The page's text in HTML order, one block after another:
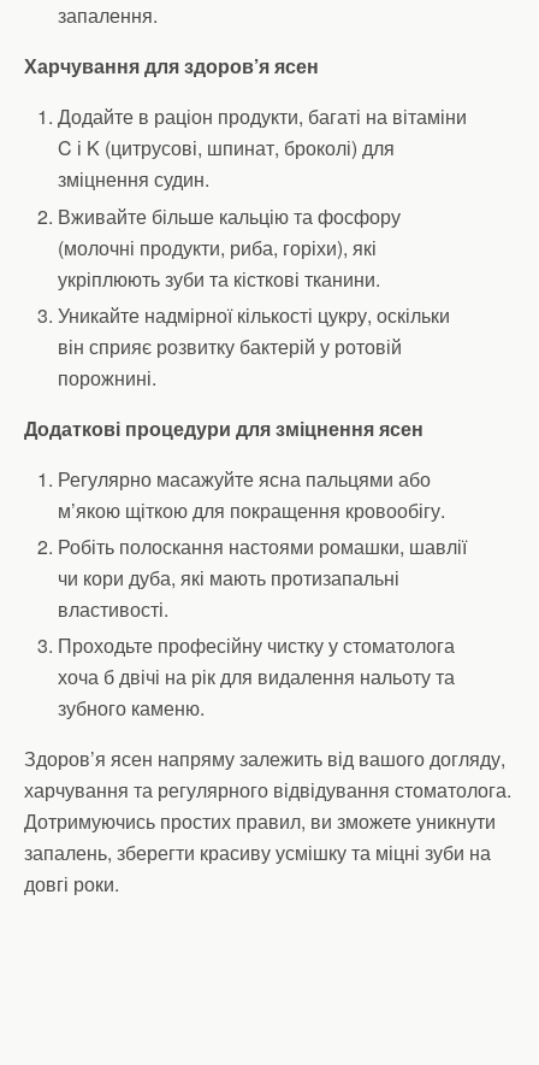
запалення.
Харчування для здоров’я ясен
Додайте в раціон продукти, багаті на вітаміни
C і K (цитрусові, шпинат, броколі) для
зміцнення судин.
Вживайте більше кальцію та фосфору
(молочні продукти, риба, горіхи), які
укріплюють зуби та кісткові тканини.
Уникайте надмірної кількості цукру, оскільки
він сприяє розвитку бактерій у ротовій
порожнині.
Додаткові процедури для зміцнення ясен
Регулярно масажуйте ясна пальцями або
м’якою щіткою для покращення кровообігу.
Робіть полоскання настоями ромашки, шавлії
чи кори дуба, які мають протизапальні
властивості.
Проходьте професійну чистку у стоматолога
хоча б двічі на рік для видалення нальоту та
зубного каменю.
Здоров’я ясен напряму залежить від вашого догляду,
харчування та регулярного відвідування стоматолога.
Дотримуючись простих правил, ви зможете уникнути
запалень, зберегти красиву усмішку та міцні зуби на
довгі роки.